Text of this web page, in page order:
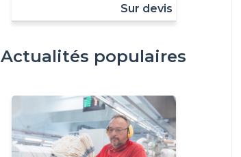
Sur devis
Actualités populaires